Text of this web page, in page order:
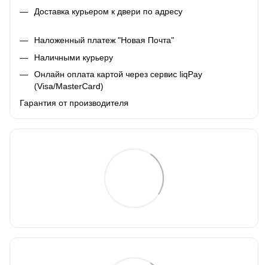
Доставка курьером к двери по адресу
Наложенный платеж "Новая Почта"
Наличными курьеру
Онлайн оплата картой через сервис liqPay
(Visa/MasterCard)
Гарантия от производителя